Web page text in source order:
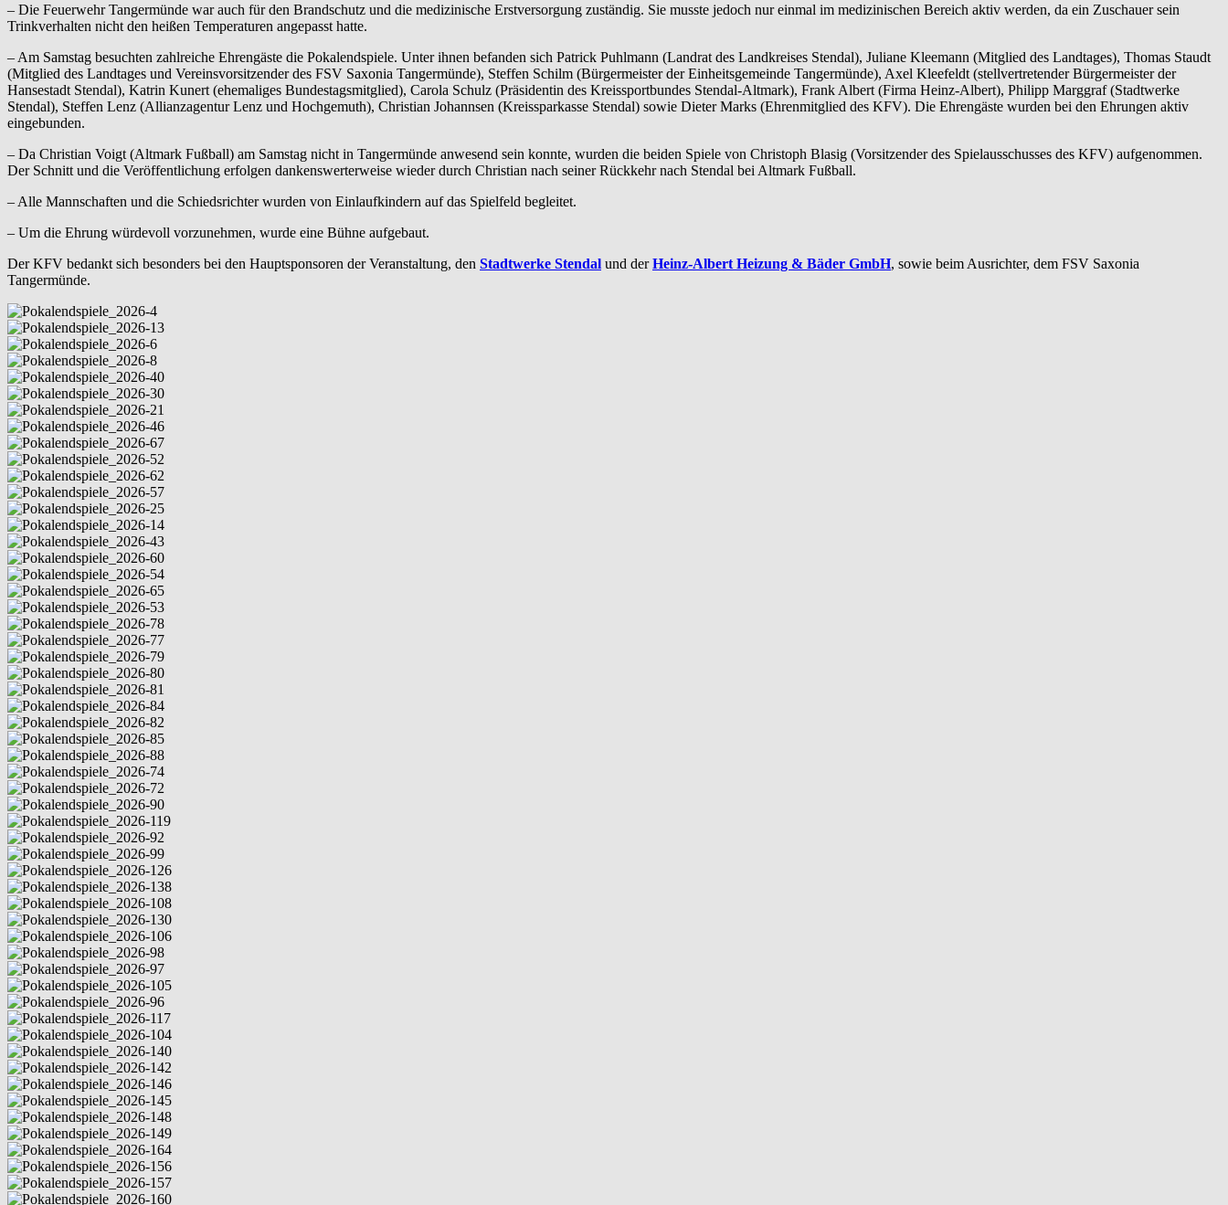
– Die Feuerwehr Tangermünde war auch für den Brandschutz und die medizinische Erstversorgung zuständig. Sie musste jedoch nur einmal im medizinischen Bereich aktiv werden, da ein Zuschauer sein
Trinkverhalten nicht den heißen Temperaturen angepasst hatte.
– Am Samstag besuchten zahlreiche Ehrengäste die Pokalendspiele. Unter ihnen befanden sich Patrick Puhlmann (Landrat des Landkreises Stendal), Juliane Kleemann (Mitglied des Landtages), Thomas Staudt
(Mitglied des Landtages und Vereinsvorsitzender des FSV Saxonia Tangermünde), Steffen Schilm (Bürgermeister der Einheitsgemeinde Tangermünde), Axel Kleefeldt (stellvertretender Bürgermeister der
Hansestadt Stendal), Katrin Kunert (ehemaliges Bundestagsmitglied), Carola Schulz (Präsidentin des Kreissportbundes Stendal-Altmark), Frank Albert (Firma Heinz-Albert), Philipp Marggraf (Stadtwerke
Stendal), Steffen Lenz (Allianzagentur Lenz und Hochgemuth), Christian Johannsen (Kreissparkasse Stendal) sowie Dieter Marks (Ehrenmitglied des KFV). Die Ehrengäste wurden bei den Ehrungen aktiv
eingebunden.
– Da Christian Voigt (Altmark Fußball) am Samstag nicht in Tangermünde anwesend sein konnte, wurden die beiden Spiele von Christoph Blasig (Vorsitzender des Spielausschusses des KFV) aufgenommen.
Der Schnitt und die Veröffentlichung erfolgen dankenswerterweise wieder durch Christian nach seiner Rückkehr nach Stendal bei Altmark Fußball.
– Alle Mannschaften und die Schiedsrichter wurden von Einlaufkindern auf das Spielfeld begleitet.
– Um die Ehrung würdevoll vorzunehmen, wurde eine Bühne aufgebaut.
Der KFV bedankt sich besonders bei den Hauptsponsoren der Veranstaltung, den Stadtwerke Stendal und derHeinz-Albert Heizung & Bäder GmbH, sowie beim Ausrichter, dem FSV Saxonia
Tangermünde.